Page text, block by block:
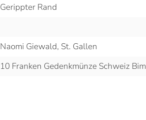
Gerippter Rand
Naomi Giewald, St. Gallen
10 Franken Gedenkmünze Schweiz